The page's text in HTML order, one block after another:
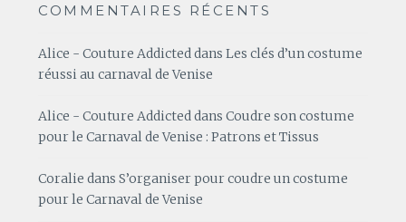
COMMENTAIRES RÉCENTS
Alice - Couture AddicteddansLes clés d’un costume
réussi au carnaval de Venise
Alice - Couture AddicteddansCoudre son costume
pour le Carnaval de Venise : Patrons et Tissus
Coralie dansS’organiser pour coudre un costume
pour le Carnaval de Venise